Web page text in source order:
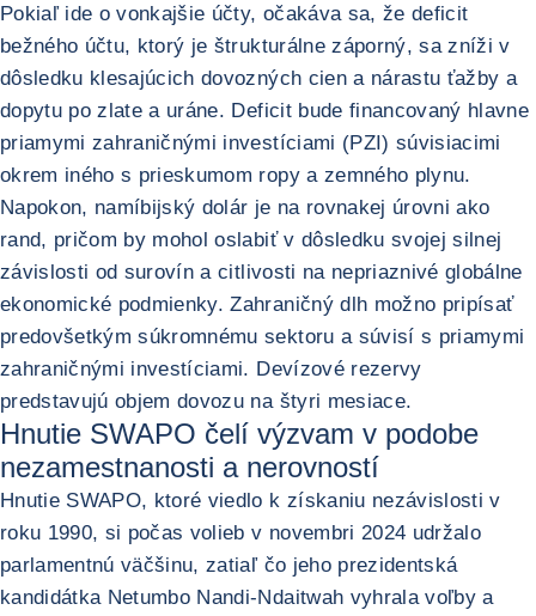
Pokiaľ ide o vonkajšie účty, očakáva sa, že deficit
bežného účtu, ktorý je štrukturálne záporný, sa zníži v
dôsledku klesajúcich dovozných cien a nárastu ťažby a
dopytu po zlate a uráne. Deficit bude financovaný hlavne
priamymi zahraničnými investíciami (PZI) súvisiacimi
okrem iného s prieskumom ropy a zemného plynu.
Napokon, namíbijský dolár je na rovnakej úrovni ako
rand, pričom by mohol oslabiť v dôsledku svojej silnej
závislosti od surovín a citlivosti na nepriaznivé globálne
ekonomické podmienky. Zahraničný dlh možno pripísať
predovšetkým súkromnému sektoru a súvisí s priamymi
zahraničnými investíciami. Devízové rezervy
predstavujú objem dovozu na štyri mesiace.
Hnutie SWAPO čelí výzvam v podobe
nezamestnanosti a nerovností
Hnutie SWAPO, ktoré viedlo k získaniu nezávislosti v
roku 1990, si počas volieb v novembri 2024 udržalo
parlamentnú väčšinu, zatiaľ čo jeho prezidentská
kandidátka Netumbo Nandi-Ndaitwah vyhrala voľby a